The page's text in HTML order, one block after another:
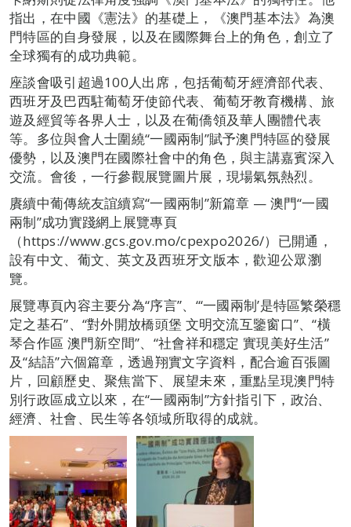
指出，在中國《憲法》的基礎上，《澳門基本法》為澳
門特區的自身發展，以及在國際舞台上的角色，創立了
全球獨有的成功典範。
座談會吸引超過100人出席，包括葡萄牙經濟部代表、
西班牙及巴西駐葡萄牙使節代表、葡萄牙教育機構、旅
遊及經貿等各界人士，以及在葡僑領及華人團體代表
等。多位與會人士圍繞“一國兩制”賦予澳門特區的發展
優勢，以及澳門在國際社會中的角色，與主講嘉賓深入
交流。會後，一行參觀展覽圖片展，現場氣氛熱烈。
賡續中葡傳統友誼續寫“一國兩制”新篇章 — 澳門“一國
兩制”成功實踐網上展覽專頁
（https://www.gcs.gov.mo/cpexpo2026/）已開通，
設有中文、葡文、英文及西班牙文版本，歡迎公眾瀏
覽。
展覽專頁內容主要分為“序言”、“‘一國兩制’是特區繁榮穩
定之基石”、“對外開放橋頭堡 文明交流互鑒窗口”、“橫
琴合作區 澳門新空間”、“社會祥和穩定 實現美好生活”
及“結語”六個篇章，透過翔實文字資料，配合逾百張圖
片，回顧歷史、聚焦當下、展望未來，重點呈現澳門特
別行政區成立以來，在“一國兩制”方針指引下，政治、
經濟、社會、民生等各領域所取得的成就。